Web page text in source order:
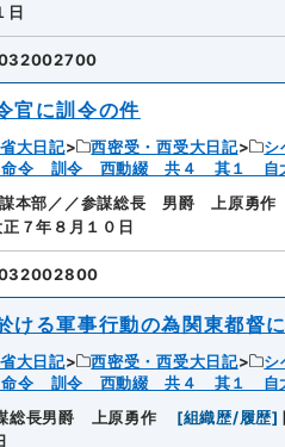
日
官に訓令の件
大日記 西密受・西受大日記 シ
命令 訓令 西動綴 共４ 其１ 自大
本部／／参謀総長 男爵 上原勇作
７年８月１０日
ける軍事行動の為関東都督
大日記 西密受・西受大日記 シ
命令 訓令 西動綴 共４ 其１ 自大
総長男爵 上原勇作 [組織歴/履歴]